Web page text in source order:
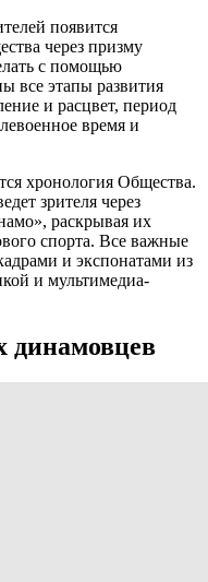
появится
через призму
с помощью
все этапы развития
и расцвет, период
время и
хронология Общества.
зрителя через
раскрывая их
спорта. Все важные
и экспонатами из
и мультимедиа-
динамовцев